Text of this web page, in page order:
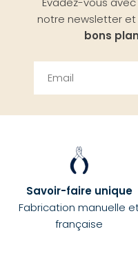
notre newsletter et
bons
Savoir-faire unique
Fabrication manuelle
française